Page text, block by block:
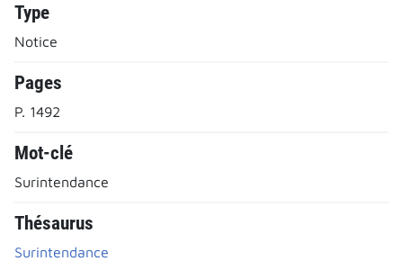
Type
Notice
Pages
P. 1492
Mot-clé
Surintendance
Thésaurus
Surintendance